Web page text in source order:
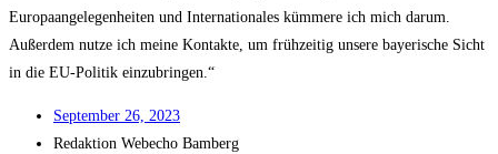
Euro­pa­an­ge­le­gen­hei­ten und Inter­na­tio­na­les küm­me­re ich mich dar­um.
Außer­dem nut­ze ich mei­ne Kon­tak­te, um früh­zei­tig unse­re baye­ri­sche Sicht
in die EU-Poli­tik einzubringen.“
Sep­tem­ber 26, 2023
Redak­ti­on Web­echo Bamberg